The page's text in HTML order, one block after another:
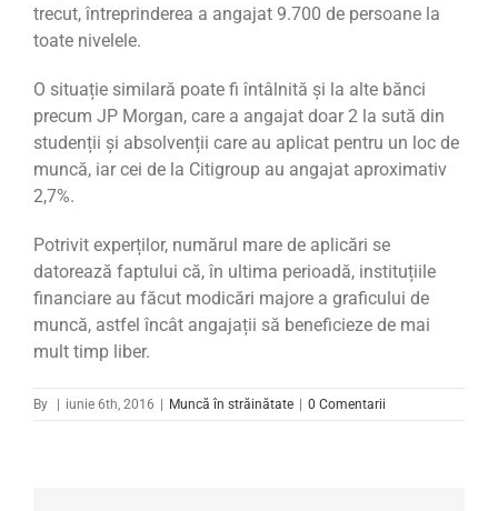
trecut, întreprinderea a angajat 9.700 de persoane la
toate nivelele.
O situație similară poate fi întâlnită și la alte bănci
precum JP Morgan, care a angajat doar 2 la sută din
studenții și absolvenții care au aplicat pentru un loc de
muncă, iar cei de la Citigroup au angajat aproximativ
2,7%.
Potrivit experților, numărul mare de aplicări se
datorează faptului că, în ultima perioadă, instituțiile
financiare au făcut modicări majore a graficului de
muncă, astfel încât angajații să beneficieze de mai
mult timp liber.
By iunie 6th, 2016 Muncă în străinătate 0 Comentarii